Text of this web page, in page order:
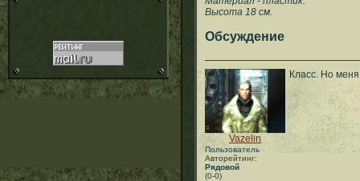
Высота 18 см.
Обсуждение
Vazelin
Пользователь
Авторейтинг:
Рядовой
(0-0)
Класс. Но